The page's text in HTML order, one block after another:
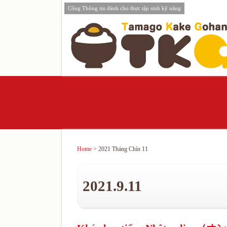
Cổng Thông tin dành cho thực tập sinh kỹ năng
Home > 2021 Tháng Chín 11
2021.9.11